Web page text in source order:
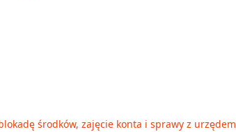
środków, zajęcie konta i sprawy z urzędem